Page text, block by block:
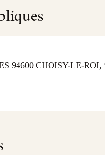
94600 CHOISY-LE-ROI,